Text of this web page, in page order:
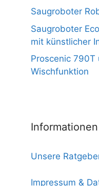
Saugroboter
Saugroboter
mit künstlicher
Proscenic 790T
Wischfunktion
Unsere
Impressum &